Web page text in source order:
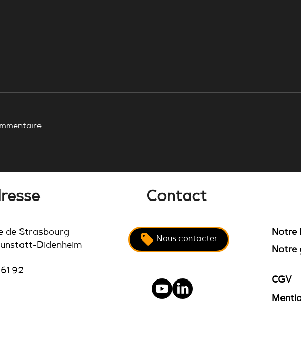
toutes vos données
de Strasbourg
Didenheim
92
Contact
Nous contacter
Notre
Notre
CGV